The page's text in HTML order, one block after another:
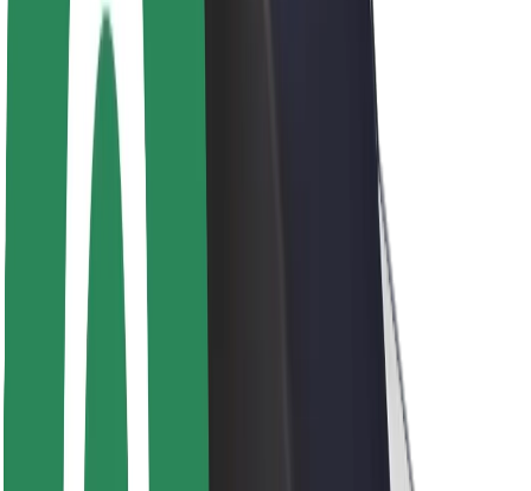
მედია
ურბანული ფონდი
უსაფრთხოება
მგზავრების უსაფრთხოება
მძღოლების უსაფრთხოება
სკუტერის უსაფრთხოება
უსაფრთხოება
ქალაქები
ლოკაციები
აეროპორტები